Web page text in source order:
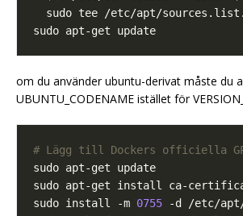
om du använder ubuntu-derivat måste du
UBUNTU_CODENAME istället för
# Lägg till Dockers officiella
sudo install -m 0755